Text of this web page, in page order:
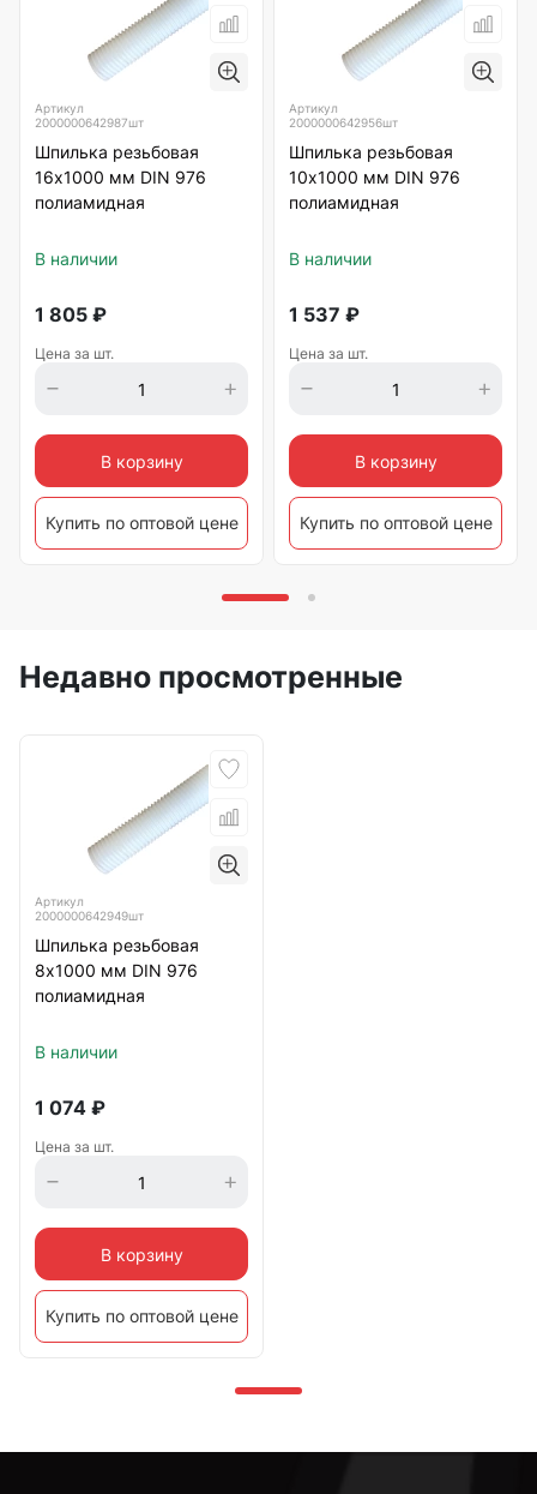
Артикул
2000000642987шт
Шпилька резьбовая
16х1000 мм DIN 976
полиамидная
В наличии
1 805 ₽
Цена за шт.
В корзину
Купить по оптовой цене
Артикул
2000000642956шт
Шпилька резьбовая
10х1000 мм DIN 976
полиамидная
В наличии
1 537 ₽
Цена за шт.
В корзину
Купить по оптовой цене
Недавно просмотренные
Артикул
2000000642949шт
Шпилька резьбовая
8х1000 мм DIN 976
полиамидная
В наличии
1 074 ₽
Цена за шт.
В корзину
Купить по оптовой цене